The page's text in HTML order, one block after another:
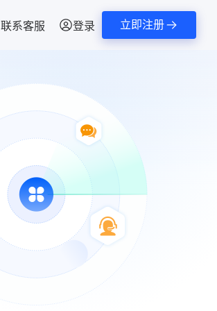
联系客服 登录 立即注册